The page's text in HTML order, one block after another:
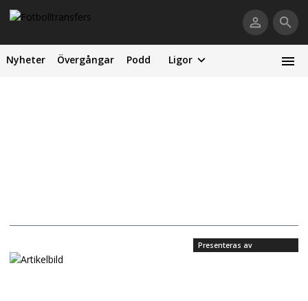
Nyheter Övergångar Podd Ligor
Presenteras av